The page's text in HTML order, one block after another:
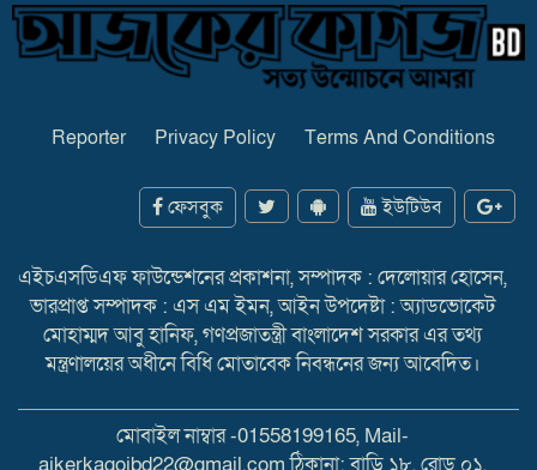
Reporter Privacy Policy Terms And Conditions
ফেসবুক ইউটিউব
এইচএসডিএফ ফাউন্ডেশনের প্রকাশনা, সম্পাদক : দেলোয়ার হোসেন,
ভারপ্রাপ্ত সম্পাদক : এস এম ইমন, আইন উপদেষ্টা : অ্যাডভোকেট
মোহাম্মদ আবু হানিফ, গণপ্রজাতন্ত্রী বাংলাদেশ সরকার এর তথ্য
মন্ত্রণালয়ের অধীনে বিধি মোতাবেক নিবন্ধনের জন্য আবেদিত।
মোবাইল নাম্বার -01558199165, Mail-
ajkerkagojbd22@gmail.com ঠিকানা: বাড়ি ১৮, রোড ০১,